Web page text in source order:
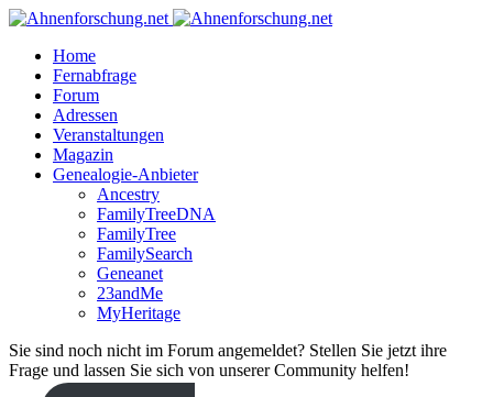
Home
Fernabfrage
Forum
Adressen
Veranstaltungen
Magazin
Genealogie-Anbieter
Ancestry
FamilyTreeDNA
FamilyTree
FamilySearch
Geneanet
23andMe
MyHeritage
Sie sind noch nicht im Forum angemeldet? Stellen Sie jetzt ihre
Frage und lassen Sie sich von unserer Community helfen!